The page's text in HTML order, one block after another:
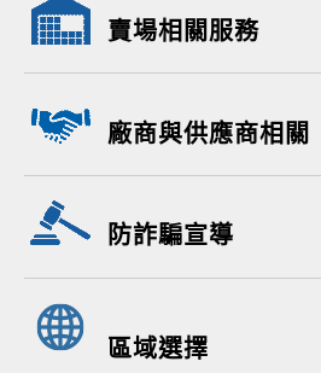
賣場相關服務
廠商與供應商相關
防詐騙宣導
區域選擇